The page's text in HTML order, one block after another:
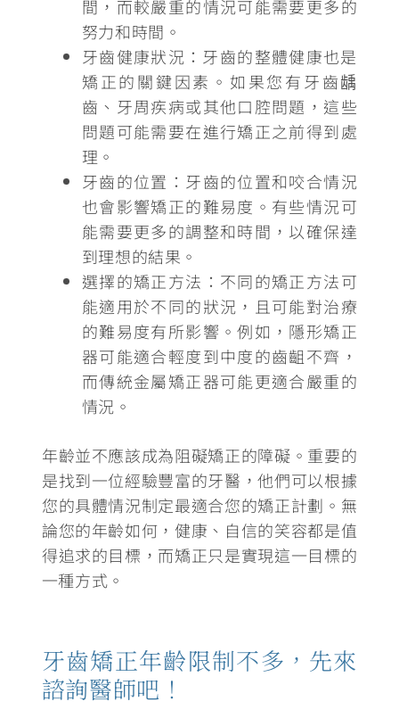
間，而較嚴重的情況可能需要更多的
努力和時間。
牙齒健康狀況 ：牙齒的整體健康也是
矯正的關鍵因素。如果您有牙齒龋
齒、牙周疾病或其他口腔問題，這些
問題可能需要在進行矯正之前得到處
理。
牙齒的位置： 牙齒的位置和咬合情況
也會影響矯正的難易度。有些情況可
能需要更多的調整和時間，以確保達
到理想的結果。
選擇的矯正方法 ：不同的矯正方法可
能適用於不同的狀況，且可能對治療
的難易度有所影響。例如，隱形矯正
器可能適合輕度到中度的齒齟不齊，
而傳統金屬矯正器可能更適合嚴重的
情況。
年齡並不應該成為阻礙矯正的障礙 。重要的
是找到一位經驗豐富的牙醫，他們可以根據
您的具體情況制定最適合您的矯正計劃。無
論您的年齡如何，健康、自信的笑容都是值
得追求的目標，而矯正只是實現這一目標的
一種方式。
牙齒矯正年齡限制不多，先來
諮詢醫師吧！